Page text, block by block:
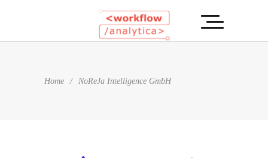
Home / NoReJa Intelligence GmbH